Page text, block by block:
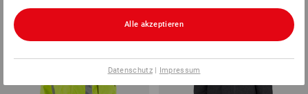
Alle akzeptieren
Datenschutz| Impressum